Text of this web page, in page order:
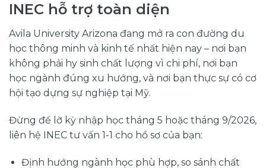
INEC hỗ trợ toàn diện
Avila University Arizona đang mở ra con đường du
học thông minh và kinh tế nhất hiện nay – nơi bạn
không phải hy sinh chất lượng vì chi phí, nơi bạn
học ngành đúng xu hướng, và nơi bạn thực sự có cơ
hội tạo dựng sự nghiệp tại Mỹ.
Đừng để lỡ kỳ nhập học tháng 5 hoặc tháng 9/2026,
liên hệ INEC tư vấn 1-1 cho hồ sơ của bạn:
Định hướng ngành học phù hợp, so sánh chất